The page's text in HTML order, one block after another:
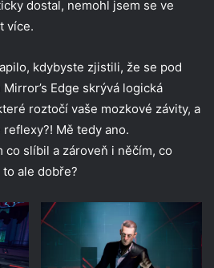
dostal, nemohl jsem se ve
více.
kdybyste zjistili, že se pod
Edge skrývá logická
roztočí vaše mozkové závity, a
Mě tedy ano.
co slíbil a zároveň i něčím, co
ale dobře?